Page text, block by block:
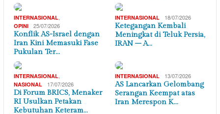
INTERNASIONAL
OPINI 25/07/2026
Konflik AS-Israel dengan
Iran Kini Memasuki Fase
Pukulan Ter…
INTERNASIONAL 18/07/2026
Ketegangan Kembali
Meningkat di Teluk Persia,
IRAN – A…
INTERNASIONAL
NASIONAL 17/07/2026
Di Forum BRICS, Menaker
RI Usulkan Petakan
Kebutuhan Keteram…
INTERNASIONAL 13/07/2026
AS Lancarkan Gelombang
Serangan Keempat atas
Iran Merespon K…